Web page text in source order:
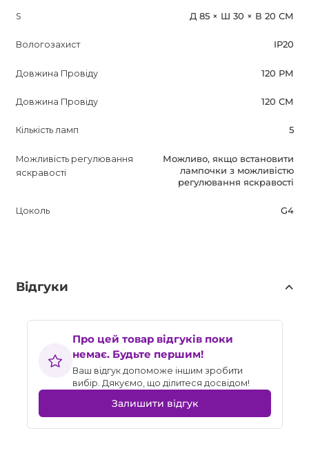
S Д 85 × Ш 30 × В 20 СМ
Вологозахист IP20
Довжина Провіду 120 РМ
Довжина Провіду 120 СМ
Кількість ламп 5
Можливість регулювання
яскравості
Можливо, якщо встановити
лампочки з можливістю
регулювання яскравості
Цоколь G4
Відгуки
Про цей товар відгуків поки
немає. Будьте першим!
Ваш відгук допоможе іншим зробити
вибір. Дякуємо, що ділитеся досвідом!
Залишити відгук